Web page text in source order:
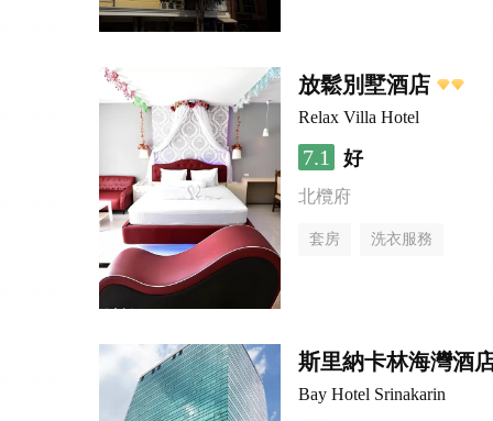
放鬆別墅酒店
Relax Villa Hotel
7.1 好
北欖府
套房 洗衣服務
斯里納卡林海灣酒
Bay Hotel Srinakarin